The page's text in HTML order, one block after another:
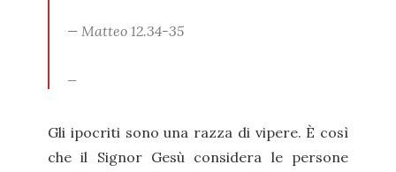
Matteo 12.34-35
Gli ipocriti sono una razza di vipere. È così
che il Signor Gesù considera le persone